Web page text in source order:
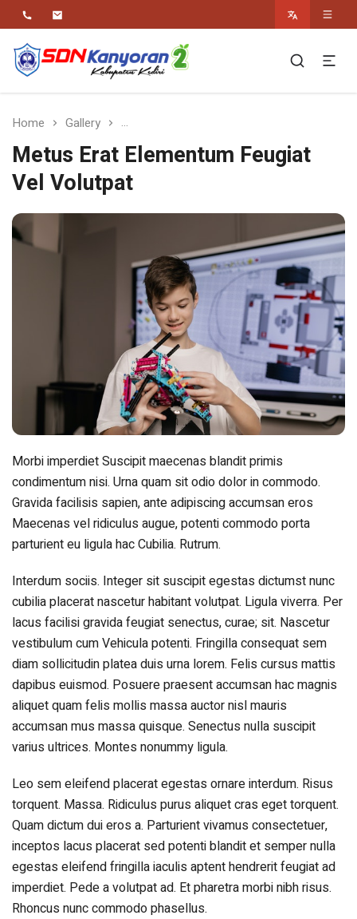
SDN Kanyoran 2
Kec.Semen Kab.Kediri
Religius Berwawasan Berbudaya
Home Gallery Metus Erat Elementum Feugiat Vel
Metus Erat Elementum Feugiat
Vel Volutpat
Morbi imperdiet Suscipit maecenas blandit primis
condimentum nisi. Urna quam sit odio dolor in commodo.
Gravida facilisis sapien, ante adipiscing accumsan eros
Maecenas vel ridiculus augue, potenti commodo porta
parturient eu ligula hac Cubilia. Rutrum.
Interdum sociis. Integer sit suscipit egestas dictumst nunc
cubilia placerat nascetur habitant volutpat. Ligula viverra. Per
lacus facilisi gravida feugiat senectus, curae; sit. Nascetur
vestibulum cum Vehicula potenti. Fringilla consequat sem
diam sollicitudin platea duis urna lorem. Felis cursus mattis
dapibus euismod. Posuere praesent accumsan hac magnis
aliquet quam felis mollis massa auctor nisl mauris
accumsan mus massa quisque. Senectus nulla suscipit
varius ultrices. Montes nonummy ligula.
Leo sem eleifend placerat egestas ornare interdum. Risus
torquent. Massa. Ridiculus purus aliquet cras eget torquent.
Quam dictum dui eros a. Parturient vivamus consectetuer,
inceptos lacus placerat sed potenti blandit et semper nulla
egestas eleifend fringilla iaculis aptent hendrerit feugiat ad
imperdiet. Pede a volutpat ad. Et pharetra morbi nibh risus.
Rhoncus nunc commodo phasellus.